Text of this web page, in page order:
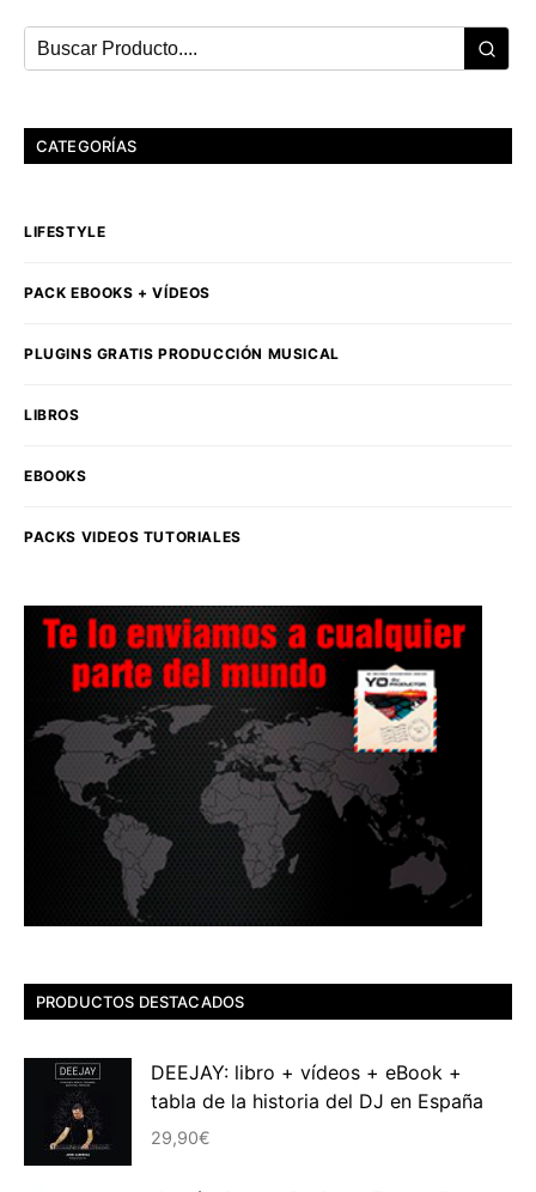
CATEGORÍAS
LIFESTYLE
PACK EBOOKS + VÍDEOS
PLUGINS GRATIS PRODUCCIÓN MUSICAL
LIBROS
EBOOKS
PACKS VIDEOS TUTORIALES
PRODUCTOS DESTACADOS
DEEJAY: libro + vídeos + eBook +
tabla de la historia del DJ en España
29,90€